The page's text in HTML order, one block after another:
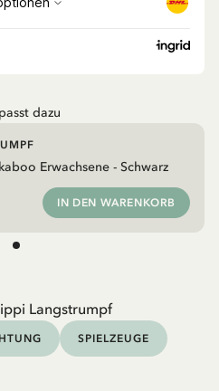
dazu
Erwachsene - Schwarz
IN DEN WARENKORB
Langstrumpf
SPIELZEUGE